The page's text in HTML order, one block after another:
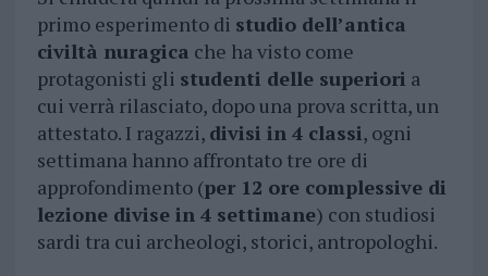
primo esperimento di studio dell’antica
civiltà nuragica che ha visto come
protagonisti gli studenti delle superiori a
cui verrà rilasciato, dopo una prova scritta, un
attestato. I ragazzi, divisi in 4 classi, ogni
settimana hanno affrontato tre ore di
approfondimento (per 12 ore complessive di
lezione divise in 4 settimane) con studiosi
sardi tra cui archeologi, storici, antropologhi.